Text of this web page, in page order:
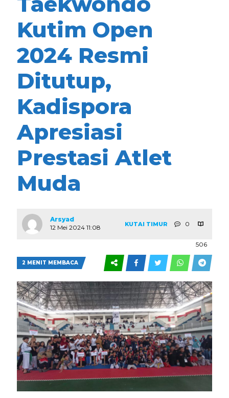
Kutim Open
2024 Resmi
Ditutup,
Kadispora
Apresiasi
Prestasi Atlet
Muda
Arsyad
12 Mei 2024 11:08
KUTAI TIMUR 0
506
2 MENIT MEMBACA